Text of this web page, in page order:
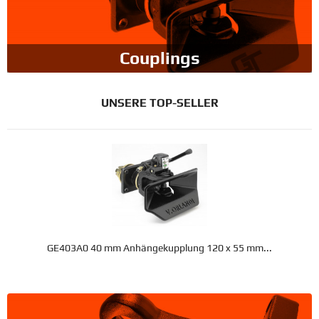
Couplings
UNSERE TOP-SELLER
GE403A0 40 mm Anhängekupplung 120 x 55 mm...
€1,095.99 *